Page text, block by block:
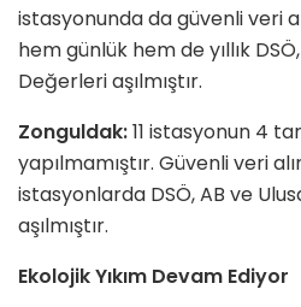
istasyonunda da güvenli veri
hem günlük hem de yıllık
Değerleri aşılmıştır.
Zonguldak:11 istasyonun 4
yapılmamıştır. Güvenli veri
istasyonlarda DSÖ, AB ve
aşılmıştır.
Ekolojik Yıkım Devam Ediyor